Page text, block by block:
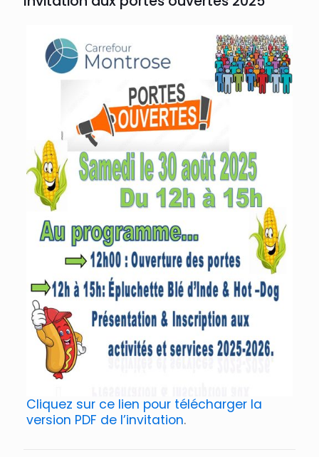
Cliquez sur ce lien pour télécharger la
version PDF de l’invitation.